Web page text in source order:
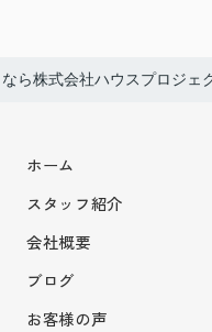
ら株式会社ハウスプロジェ
ホーム
スタッフ紹介
会社概要
ブログ
お客様の声